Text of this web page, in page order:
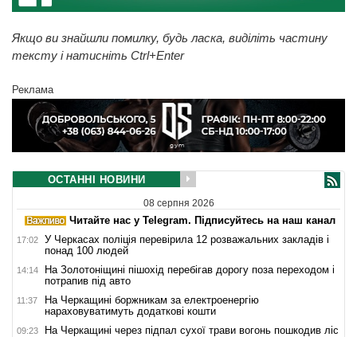
Якщо ви знайшли помилку, будь ласка, виділіть частину
тексту і натисніть Ctrl+Enter
Реклама
ОСТАННІ НОВИНИ
08 серпня 2026
Читайте нас у Telegram. Підписуйтесь на наш канал
17:02
У Черкасах поліція перевірила 12 розважальних закладів і
понад 100 людей
14:14
На Золотоніщині пішохід перебігав дорогу поза переходом і
потрапив під авто
11:37
На Черкащині боржникам за електроенергію
нараховуватимуть додаткові кошти
09:23 На Черкащині через підпал сухої трави вогонь пошкодив ліс